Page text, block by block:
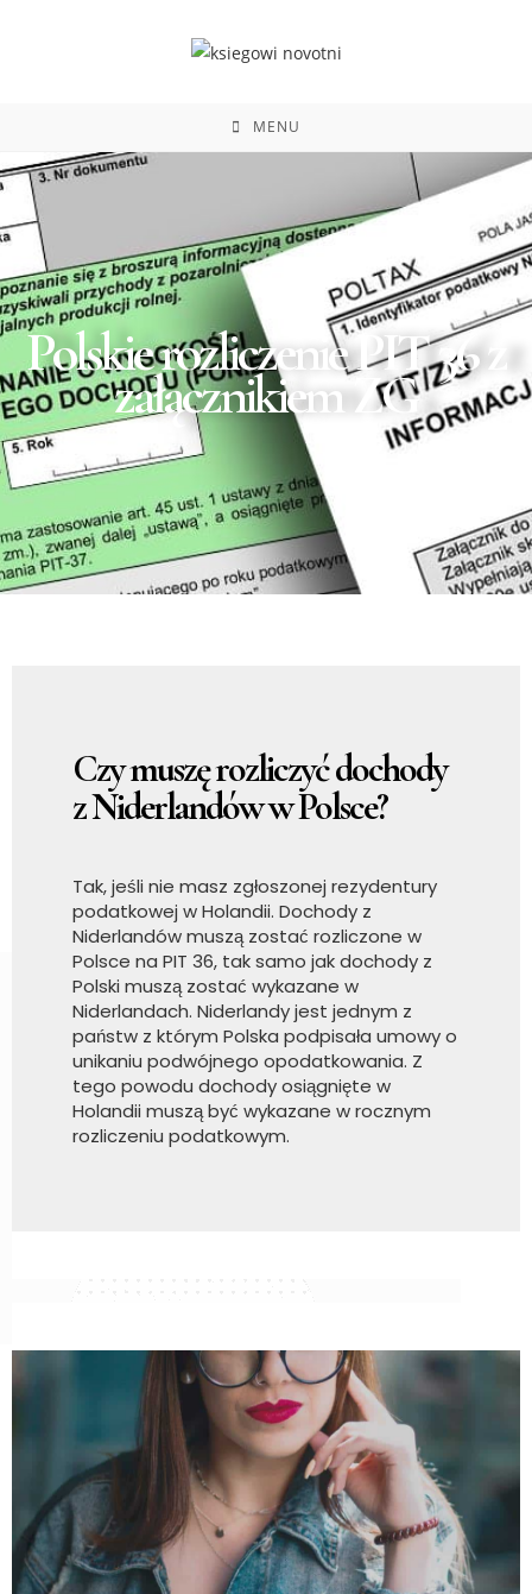
MENU
Polskie rozliczenie PIT 36 z
załącznikiem ZG
Czy muszę rozliczyć dochody
z Niderlandów w Polsce?
Tak, jeśli nie masz zgłoszonej rezydentury
podatkowej w Holandii. Dochody z
Niderlandów muszą zostać rozliczone w
Polsce na PIT 36, tak samo jak dochody z
Polski muszą zostać wykazane w
Niderlandach. Niderlandy jest jednym z
państw z którym Polska podpisała umowy o
unikaniu podwójnego opodatkowania. Z
tego powodu dochody osiągnięte w
Holandii muszą być wykazane w rocznym
rozliczeniu podatkowym.